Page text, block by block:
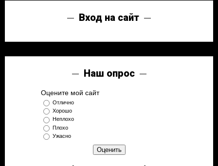
Вход на сайт
Наш опрос
Оцените мой сайт
Отлично
Хорошо
Неплохо
Плохо
Ужасно